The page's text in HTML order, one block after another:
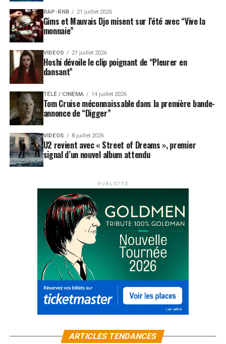
RAP-RNB 21 juillet 2026
Gims et Mauvais Djo misent sur l’été avec “Vive la
monnaie”
VIDEOS 21 juillet 2026
Hoshi dévoile le clip poignant de “Pleurer en
dansant”
TÉLÉ / CINÉMA 14 juillet 2026
Tom Cruise méconnaissable dans la première bande-
annonce de “Digger”
VIDEOS 8 juillet 2026
U2 revient avec « Street of Dreams », premier
signal d’un nouvel album attendu
PUBLICITÉ
ARTICLES TENDANCES